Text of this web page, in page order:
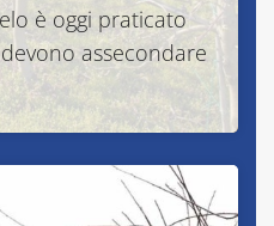
è oggi praticato
assecondare